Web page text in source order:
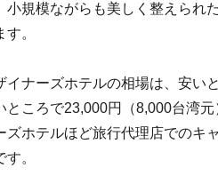
小規模ながらも美しく整えられ
す。
イナーズホテルの相場は、安い
ところで23,000円（8,000台湾
ズホテルほど旅行代理店でのキ
す。